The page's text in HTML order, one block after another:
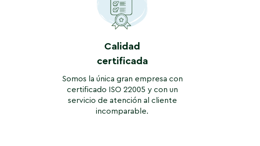
Calidad
certificada
Somos la única gran empresa con
certificado ISO 22005 y con un
servicio de atención al cliente
incomparable.